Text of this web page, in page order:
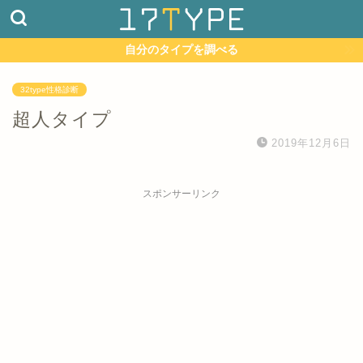
自分のタイプを調べる
32type性格診断
超人タイプ
2019年12月6日
スポンサーリンク